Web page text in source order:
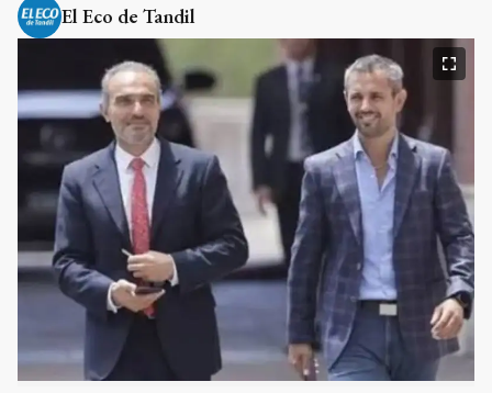
El Eco de Tandil